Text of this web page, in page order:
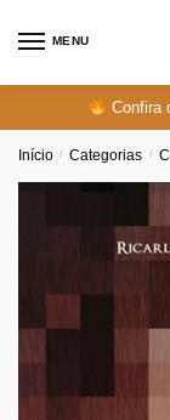
MENU
Confira
Início / Categorias /